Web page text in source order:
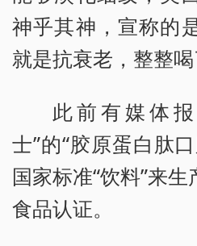
神乎其神，宣称的
就是抗衰老，整整
此前有媒体
士”的“胶原蛋白肽
国家标准“饮料”来
食品认证。